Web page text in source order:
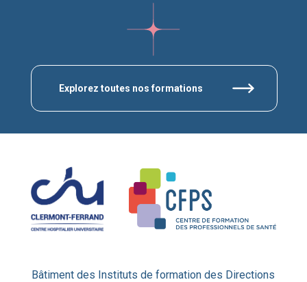
Explorez toutes nos formations
Bâtiment des Instituts de formation des Directions